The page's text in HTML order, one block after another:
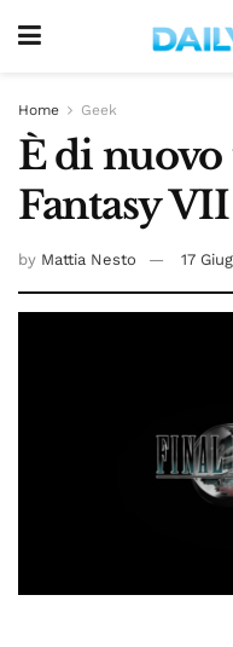
Home Geek
È di
Fantasy
by Mattia Nesto 17